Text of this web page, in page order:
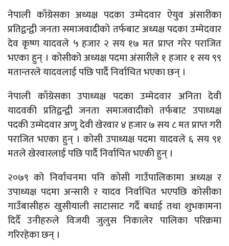
नेपाली काँग्रेसका अध्यक्ष पदका उम्मेदवार ऐयुव अंसारीका
प्रतिद्वन्द्वी जनता समाजवादीको तर्फबाट अध्यक्ष पदका उम्मेदवार
देव कृष्ण यादवले ५ हजार २ सय १७ मत प्राप्त गरेर पराजित
भएका हुन् । कोसीको अध्यक्ष पदमा अंसारीले १ हजार १ सय ९९
मतान्तरले यादवलाई पछि पार्दै निर्वाचित भएका छन् ।
नेपाली काँग्रेसका उपाध्यक्ष पदका उम्मेदवार अनिता देवी
यादवकी प्रतिद्वन्द्वी जनता समाजवादीको तर्फबाट उपाध्यक्ष
पदकी उम्मेदवार अणु देवी खेरवार ४ हजार ७ सय ८ मत प्राप्त गरी
पराजित भएका हुन् । कोसी उपाध्यक्ष पदमा यादवले ६ सय ९१
मतले खेरवारलाई पछि पार्दै निर्वाचित भएकी हुन् ।
२०७९ को निर्वाचनमा पनि कोसी गाउँपालिकामा अध्यक्ष र
उपाध्यक्ष पदमा अन्सारी र यादव निर्वाचित भएपछि कोसीका
गाउँबासीहरु खुसीयाली साटासाट गर्दै बधाई तथा शुभकामना
दिदैँ उनीहरुले विजयी जुलुस निकालेर पालिका परिक्रमा
गरिरहेका छन् ।